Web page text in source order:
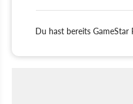
Du hast bereits GameStar